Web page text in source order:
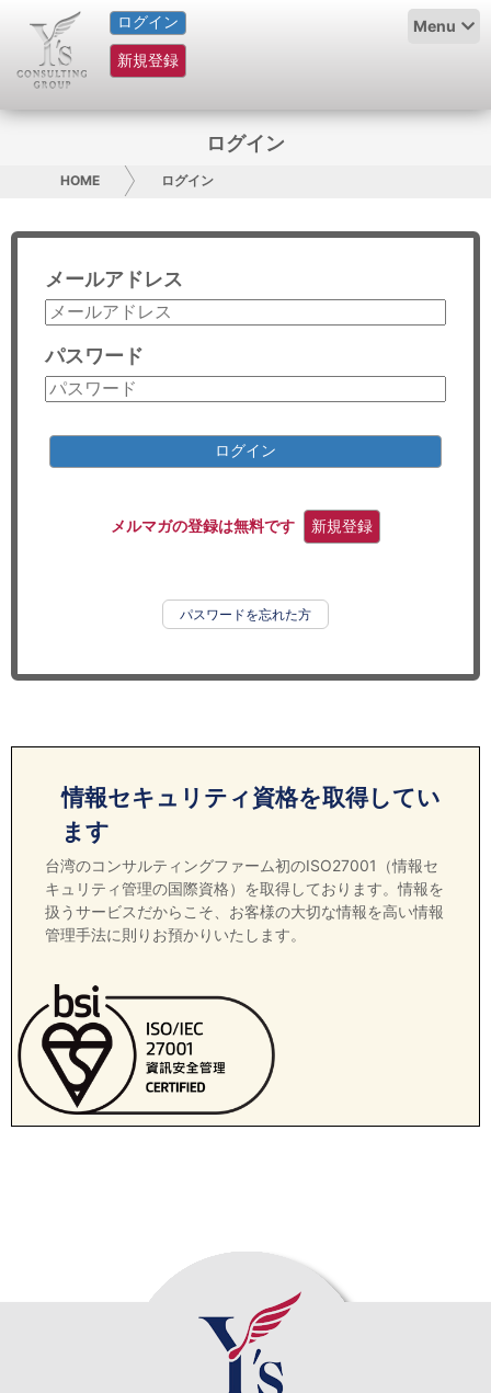
ログイン
新規登録
Menu
HOME
サービス紹介
グループ概要
採用情報
お問い合わせ
コンサルティング
リサーチ
ログイン
HOME ログイン
メールアドレス
パスワード
ログイン
メルマガの登録は無料です 新規登録
パスワードを忘れた方
情報セキュリティ資格を取得してい
ます
台湾のコンサルティングファーム初のISO27001（情報セ
キュリティ管理の国際資格）を取得しております。情報を
扱うサービスだからこそ、お客様の大切な情報を高い情報
管理手法に則りお預かりいたします。